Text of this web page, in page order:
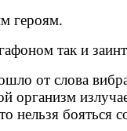
героям.
так и
от слова
организм
нельзя бояться